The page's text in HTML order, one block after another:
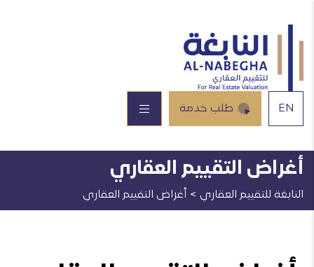
EN طلب خدمة
أغراض التقييم العقاري
النابغة للتقييم العقاري > أغراض التقييم العقاري